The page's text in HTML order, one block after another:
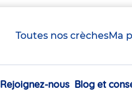
Toutes nos crèchesMa
Navigation
Rejoignez-nous Blog et